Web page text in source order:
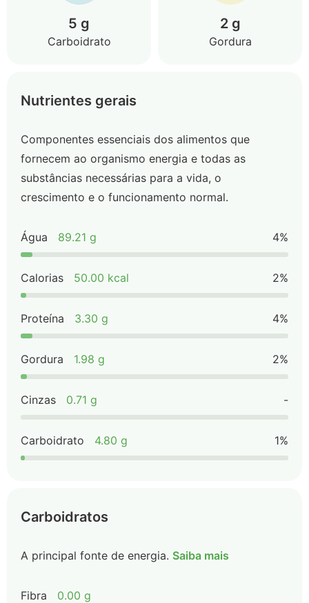
5 g
Carboidrato
2 g
Gordura
Nutrientes gerais
Componentes essenciais dos alimentos que
fornecem ao organismo energia e todas as
substâncias necessárias para a vida, o
crescimento e o funcionamento normal.
Água 89.21 g 4%
Calorias 50.00 kcal 2%
Proteína 3.30 g 4%
Gordura 1.98 g 2%
Cinzas 0.71 g -
Carboidrato 4.80 g 1%
Carboidratos
A principal fonte de energia. Saiba mais
Fibra 0.00 g